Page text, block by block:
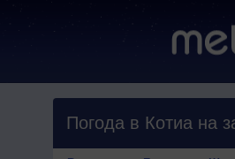
Погода в Котиа на